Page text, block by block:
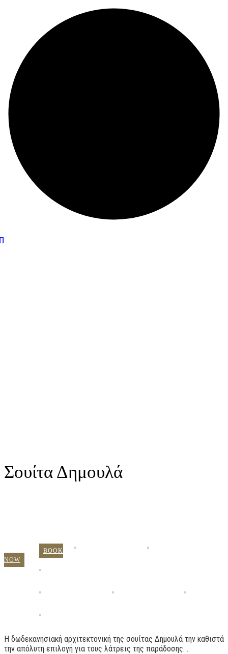
BOOK
NOW
Σουίτα Δημουλά
Η δωδεκανησιακή αρχιτεκτονική της σουίτας Δημουλά την καθιστά
την απόλυτη επιλογή για τους λάτρεις της παράδοσης. .